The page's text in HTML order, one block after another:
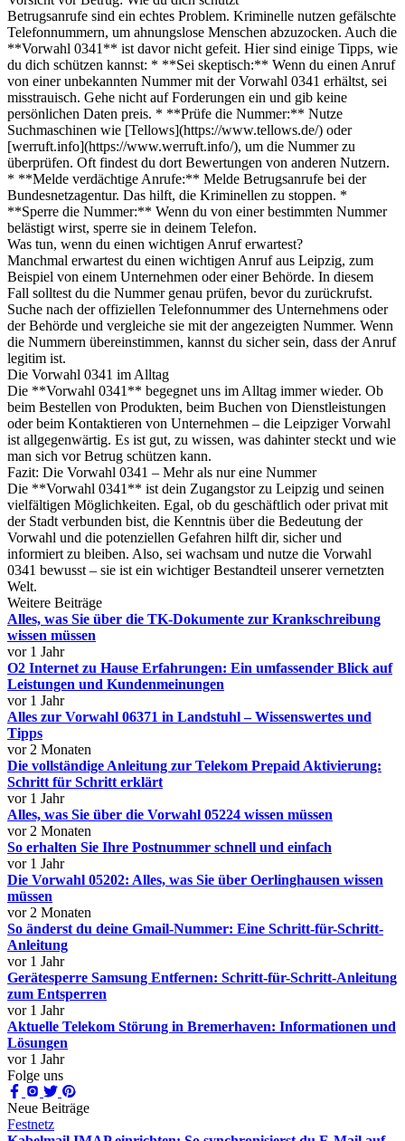
Betrugsanrufe sind ein echtes Problem. Kriminelle nutzen gefälschte
Telefonnummern, um ahnungslose Menschen abzuzocken. Auch die
**Vorwahl 0341** ist davor nicht gefeit. Hier sind einige Tipps, wie
du dich schützen kannst: * **Sei skeptisch:** Wenn du einen Anruf
von einer unbekannten Nummer mit der Vorwahl 0341 erhältst, sei
misstrauisch. Gehe nicht auf Forderungen ein und gib keine
persönlichen Daten preis. * **Prüfe die Nummer:** Nutze
Suchmaschinen wie [Tellows](https://www.tellows.de/) oder
[werruft.info](https://www.werruft.info/), um die Nummer zu
überprüfen. Oft findest du dort Bewertungen von anderen Nutzern.
* **Melde verdächtige Anrufe:** Melde Betrugsanrufe bei der
Bundesnetzagentur. Das hilft, die Kriminellen zu stoppen. *
**Sperre die Nummer:** Wenn du von einer bestimmten Nummer
belästigt wirst, sperre sie in deinem Telefon.
Was tun, wenn du einen wichtigen Anruf erwartest?
Manchmal erwartest du einen wichtigen Anruf aus Leipzig, zum
Beispiel von einem Unternehmen oder einer Behörde. In diesem
Fall solltest du die Nummer genau prüfen, bevor du zurückrufst.
Suche nach der offiziellen Telefonnummer des Unternehmens oder
der Behörde und vergleiche sie mit der angezeigten Nummer. Wenn
die Nummern übereinstimmen, kannst du sicher sein, dass der Anruf
legitim ist.
Die Vorwahl 0341 im Alltag
Die **Vorwahl 0341** begegnet uns im Alltag immer wieder. Ob
beim Bestellen von Produkten, beim Buchen von Dienstleistungen
oder beim Kontaktieren von Unternehmen – die Leipziger Vorwahl
ist allgegenwärtig. Es ist gut, zu wissen, was dahinter steckt und wie
man sich vor Betrug schützen kann.
Fazit: Die Vorwahl 0341 – Mehr als nur eine Nummer
Die **Vorwahl 0341** ist dein Zugangstor zu Leipzig und seinen
vielfältigen Möglichkeiten. Egal, ob du geschäftlich oder privat mit
der Stadt verbunden bist, die Kenntnis über die Bedeutung der
Vorwahl und die potenziellen Gefahren hilft dir, sicher und
informiert zu bleiben. Also, sei wachsam und nutze die Vorwahl
0341 bewusst – sie ist ein wichtiger Bestandteil unserer vernetzten
Welt.
Weitere Beiträge
Alles, was Sie über die TK-Dokumente zur Krankschreibung
wissen müssen
vor 1 Jahr
O2 Internet zu Hause Erfahrungen: Ein umfassender Blick auf
Leistungen und Kundenmeinungen
vor 1 Jahr
Alles zur Vorwahl 06371 in Landstuhl – Wissenswertes und
Tipps
vor 2 Monaten
Die vollständige Anleitung zur Telekom Prepaid Aktivierung:
Schritt für Schritt erklärt
vor 1 Jahr
Alles, was Sie über die Vorwahl 05224 wissen müssen
vor 2 Monaten
So erhalten Sie Ihre Postnummer schnell und einfach
vor 1 Jahr
Die Vorwahl 05202: Alles, was Sie über Oerlinghausen wissen
müssen
vor 2 Monaten
So änderst du deine Gmail-Nummer: Eine Schritt-für-Schritt-
Anleitung
vor 1 Jahr
Gerätesperre Samsung Entfernen: Schritt-für-Schritt-Anleitung
zum Entsperren
vor 1 Jahr
Aktuelle Telekom Störung in Bremerhaven: Informationen und
Lösungen
vor 1 Jahr
Folge uns
Neue Beiträge
Festnetz